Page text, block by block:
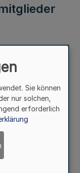
von
zu
und
Umfang
Sitzungsteilen
ein befangenes
der
Sie können
nur solchen,
erforderlich